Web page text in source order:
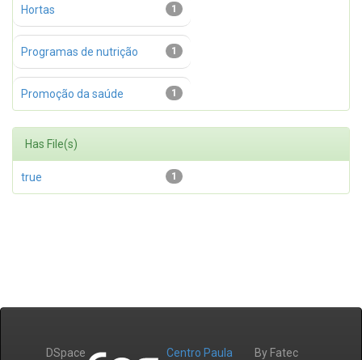
1
Hortas
1
Programas de nutrição
1
Promoção da saúde
Has File(s)
1
true
DSpace
Centro Paula
By Fatec